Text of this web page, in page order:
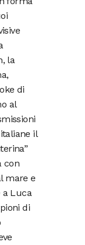
la
di
al
il
con
mare e
a Luca
di